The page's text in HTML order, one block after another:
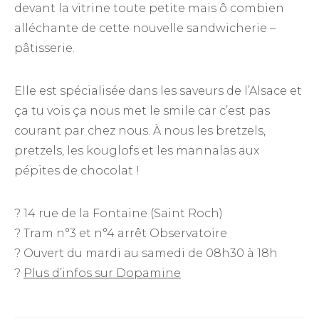
devant la vitrine toute petite mais ô combien
alléchante de cette nouvelle sandwicherie –
pâtisserie.
Elle est spécialisée dans les saveurs de l’Alsace et
ça tu vois ça nous met le smile car c’est pas
courant par chez nous. À nous les bretzels,
pretzels, les kouglofs et les mannalas aux
pépites de chocolat !
? 14 rue de la Fontaine (Saint Roch)
? Tram n°3 et n°4 arrêt Observatoire
? Ouvert du mardi au samedi de 08h30 à 18h
? Plus d’infos sur Dopamine